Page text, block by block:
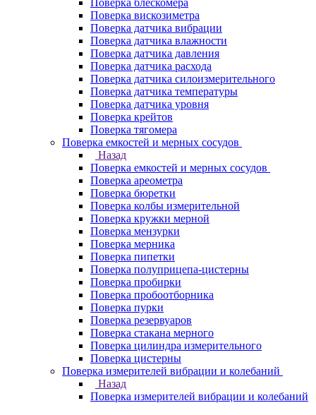
Поверка блескомера
Поверка вискозиметра
Поверка датчика вибрации
Поверка датчика влажности
Поверка датчика давления
Поверка датчика расхода
Поверка датчика силоизмерительного
Поверка датчика температуры
Поверка датчика уровня
Поверка крейтов
Поверка тягомера
Поверка емкостей и мерных сосудов
Назад
Поверка емкостей и мерных сосудов
Поверка ареометра
Поверка бюретки
Поверка колбы измерительной
Поверка кружки мерной
Поверка мензурки
Поверка мерника
Поверка пипетки
Поверка полуприцепа-цистерны
Поверка пробирки
Поверка пробоотборника
Поверка пурки
Поверка резервуаров
Поверка стакана мерного
Поверка цилиндра измерительного
Поверка цистерны
Поверка измерителей вибрации и колебаний
Назад
Поверка измерителей вибрации и колебаний